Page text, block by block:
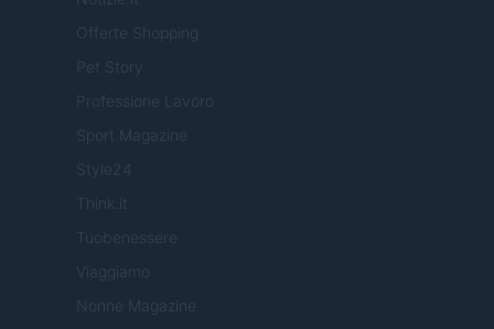
Offerte Shopping
Pet Story
Professione Lavoro
Sport Magazine
Style24
Think.it
Tuobenessere
Viaggiamo
Nonne Magazine